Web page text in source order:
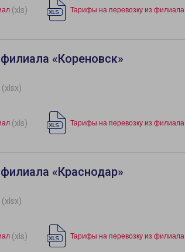
(xls) Тарифы на перевозку из филиала
«Кореновск»
(xlsx)
(xls) Тарифы на перевозку из филиала
«Краснодар»
(xlsx)
(xls) Тарифы на перевозку из филиала